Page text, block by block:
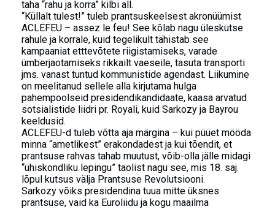
taha “rahu ja korra” kilbi all.
“Küllalt tulest!” tuleb prantsuskeelsest akronüümist
ACLEFEU – assez le feu! See kõlab nagu üleskutse
rahule ja korrale, kuid tegelikult tähistab see
kampaaniat etttevõtete riigistamiseks, varade
ümberjaotamiseks rikkailt vaeseile, tasuta transporti
jms. vanast tuntud kommunistide agendast. Liikumine
on meelitanud sellele alla kirjutama hulga
pahempoolseid presidendikandidaate, kaasa arvatud
sotsialistide liidri pr. Royali, kuid Sarkozy ja Bayrou
keeldusid.
ACLEFEU-d tuleb võtta aja märgina – kui püüet mööda
minna “ametlikest” erakondadest ja kui tõendit, et
prantsuse rahvas tahab muutust, võib-olla jälle midagi
“ühiskondliku lepingu” taolist nagu see, mis 18. saj.
lõpul kutsus välja Prantsuse Revolutsiooni.
Sarkozy võiks presidendina tuua mitte üksnes
prantsuse, vaid ka Euroliidu ja kogu maailma